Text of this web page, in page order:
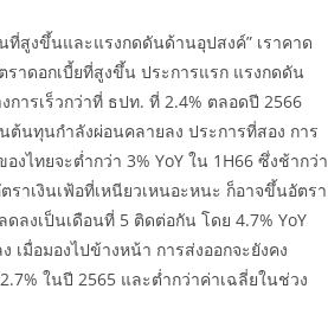
ที่สูงขึ้นและแรงกดดันด้านอุปสงค์” เราคาด
าดอกเบี้ยที่สูงขึ้น ประการแรก แรงกดดัน
การเร็วกว่าที่ ธปท. ที่ 2.4% ตลอดปี 2566
ต้นทุนกำลังผ่อนคลายลง ประการที่สอง การ
งไทยจะต่ำกว่า 3% YoY ใน 1H66 ซึ่งช้ากว่า
ราเงินเฟ้อที่เหนียวเหนอะหนะ ก็อาจขึ้นอัตรา
ลงเป็นเดือนที่ 5 ติดต่อกัน โดย 4.7% YoY
มื่อมองไปข้างหน้า การส่งออกจะยังคง
ในปี 2565 และต่ำกว่าค่าเฉลี่ยในช่วง